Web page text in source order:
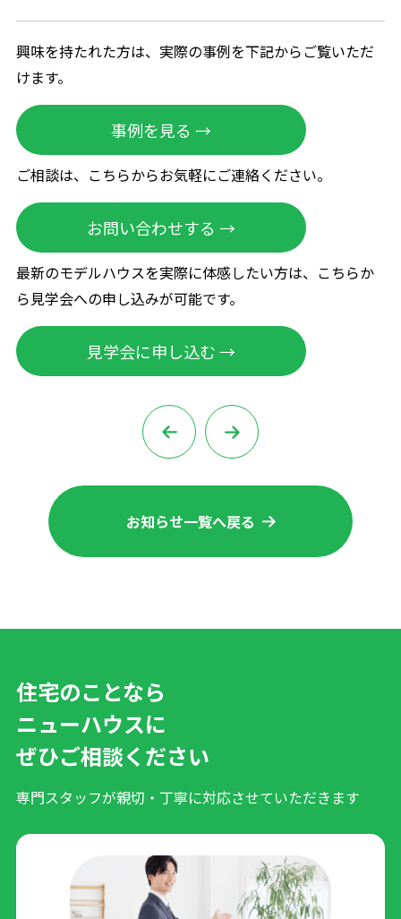
興味を持たれた方は、実際の事例を下記からご覧いただ
けます。
事例を見る →
ご相談は、こちらからお気軽にご連絡ください。
お問い合わせする →
最新のモデルハウスを実際に体感したい方は、こちらか
ら見学会への申し込みが可能です。
見学会に申し込む →
お知らせ一覧へ戻る
住宅のことなら
ニューハウスに
ぜひご相談ください
専門スタッフが親切・丁寧に対応させていただきます